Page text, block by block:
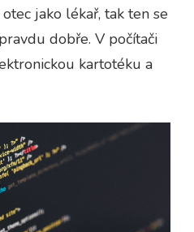
jako lékař, tak ten se
dobře. V počítači
kartotéku a